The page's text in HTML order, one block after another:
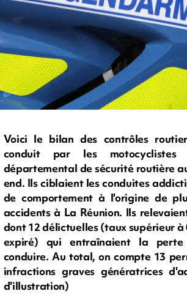
Voici le bilan des contrôles
conduit par les motocyclistes
départemental de sécurité routière
end. Ils ciblaient les conduites
de comportement à l'origine de
accidents à La Réunion. Ils
dont 12 délictuelles (taux supérieur
expiré) qui entraînaient la
conduire. Au total, on compte 13
infractions graves génératrices
d'illustration)